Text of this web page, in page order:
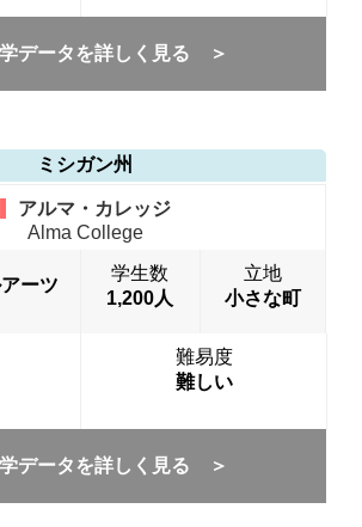
データを詳しく見る ＞
ミシガン州
アルマ・カレッジ
Alma College
ーツ
学生数
1,200人
立地
小さな町
難易度
難しい
データを詳しく見る ＞